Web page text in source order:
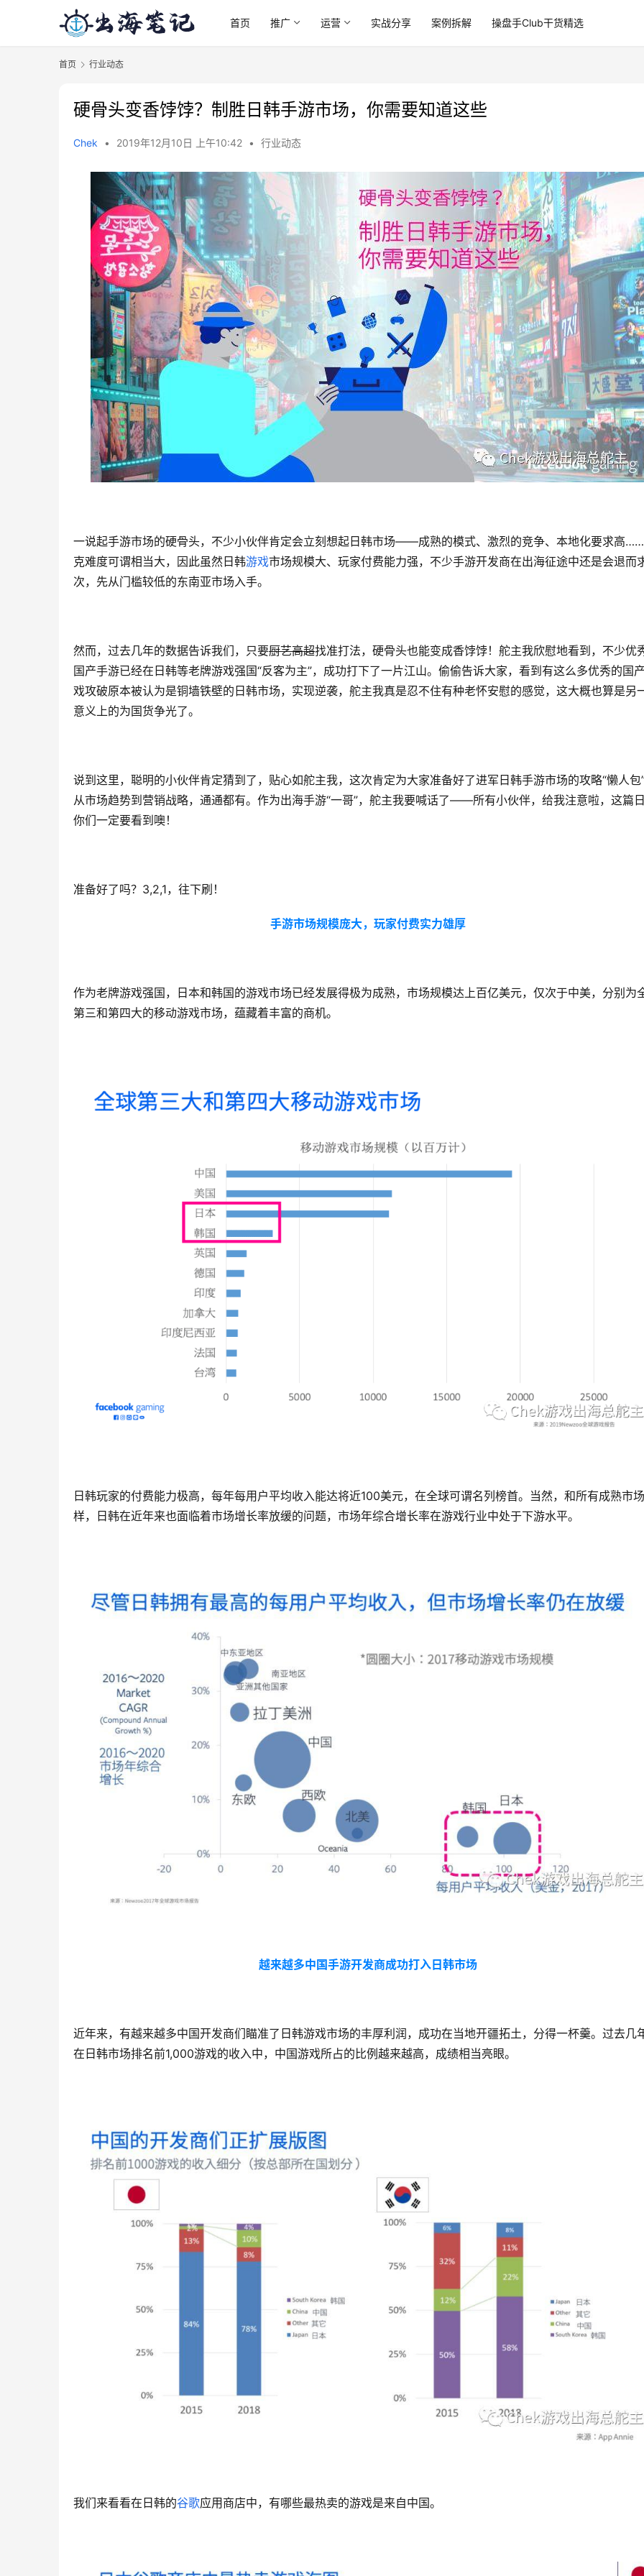
首页 推广 运营 实战分享 案例拆解 操盘手Club干货精选
首页 行业动态
硬骨头变香饽饽？制胜日韩手游市场，你需要知道这些
Chek • 2019年12月10日 上午10:42 • 行业动态
一说起手游市场的硬骨头，不少小伙伴肯定会立刻想起日韩市场——成熟的模式、激烈的竞争、本地化要求高
克难度可谓相当大，因此虽然日韩游戏市场规模大、玩家付费能力强，不少手游开发商在出海征途中还是会退而
次，先从门槛较低的东南亚市场入手。
然而，过去几年的数据告诉我们，只要厨艺高超找准打法，硬骨头也能变成香饽饽！舵主我欣慰地看到，不少优
国产手游已经在日韩等老牌游戏强国“反客为主”，成功打下了一片江山。偷偷告诉大家，看到有这么多优秀的国
戏攻破原本被认为是铜墙铁壁的日韩市场，实现逆袭，舵主我真是忍不住有种老怀安慰的感觉，这大概也算是另
意义上的为国货争光了。
说到这里，聪明的小伙伴肯定猜到了，贴心如舵主我，这次肯定为大家准备好了进军日韩手游市场的攻略“懒人包
从市场趋势到营销战略，通通都有。作为出海手游“一哥”，舵主我要喊话了——所有小伙伴，给我注意啦，这篇
你们一定要看到噢！
准备好了吗？3,2,1，往下刷！
手游市场规模庞大，玩家付费实力雄厚
作为老牌游戏强国，日本和韩国的游戏市场已经发展得极为成熟，市场规模达上百亿美元，仅次于中美，分别为
第三和第四大的移动游戏市场，蕴藏着丰富的商机。
日韩玩家的付费能力极高，每年每用户平均收入能达将近100美元，在全球可谓名列榜首。当然，和所有成熟市
样，日韩在近年来也面临着市场增长率放缓的问题，市场年综合增长率在游戏行业中处于下游水平。
越来越多中国手游开发商成功打入日韩市场
近年来，有越来越多中国开发商们瞄准了日韩游戏市场的丰厚利润，成功在当地开疆拓土，分得一杯羹。过去几
在日韩市场排名前1,000游戏的收入中，中国游戏所占的比例越来越高，成绩相当亮眼。
我们来看看在日韩的谷歌应用商店中，有哪些最热卖的游戏是来自中国。